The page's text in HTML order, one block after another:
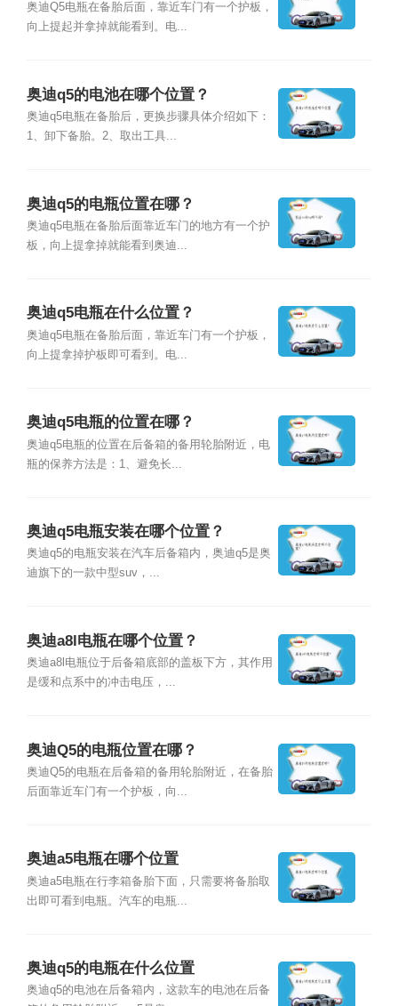
奥迪Q5电瓶在备胎后面，靠近车门有一个护板，
向上提起并拿掉就能看到。电...
奥迪q5的电池在哪个位置？
奥迪q5电瓶在备胎后，更换步骤具体介绍如下：
1、卸下备胎。2、取出工具...
奥迪q5的电瓶位置在哪？
奥迪q5电瓶在备胎后面靠近车门的地方有一个护
板，向上提拿掉就能看到奥迪...
奥迪q5电瓶在什么位置？
奥迪q5电瓶在备胎后面，靠近车门有一个护板，
向上提拿掉护板即可看到。电...
奥迪q5电瓶的位置在哪？
奥迪q5电瓶的位置在后备箱的备用轮胎附近，电
瓶的保养方法是：1、避免长...
奥迪q5电瓶安装在哪个位置？
奥迪q5的电瓶安装在汽车后备箱内，奥迪q5是奥
迪旗下的一款中型suv，...
奥迪a8l电瓶在哪个位置？
奥迪a8l电瓶位于后备箱底部的盖板下方，其作用
是缓和点系中的冲击电压，...
奥迪Q5的电瓶位置在哪？
奥迪Q5的电瓶在后备箱的备用轮胎附近，在备胎
后面靠近车门有一个护板，向...
奥迪a5电瓶在哪个位置
奥迪a5电瓶在行李箱备胎下面，只需要将备胎取
出即可看到电瓶。汽车的电瓶...
奥迪q5的电瓶在什么位置
奥迪q5的电池在后备箱内，这款车的电池在后备